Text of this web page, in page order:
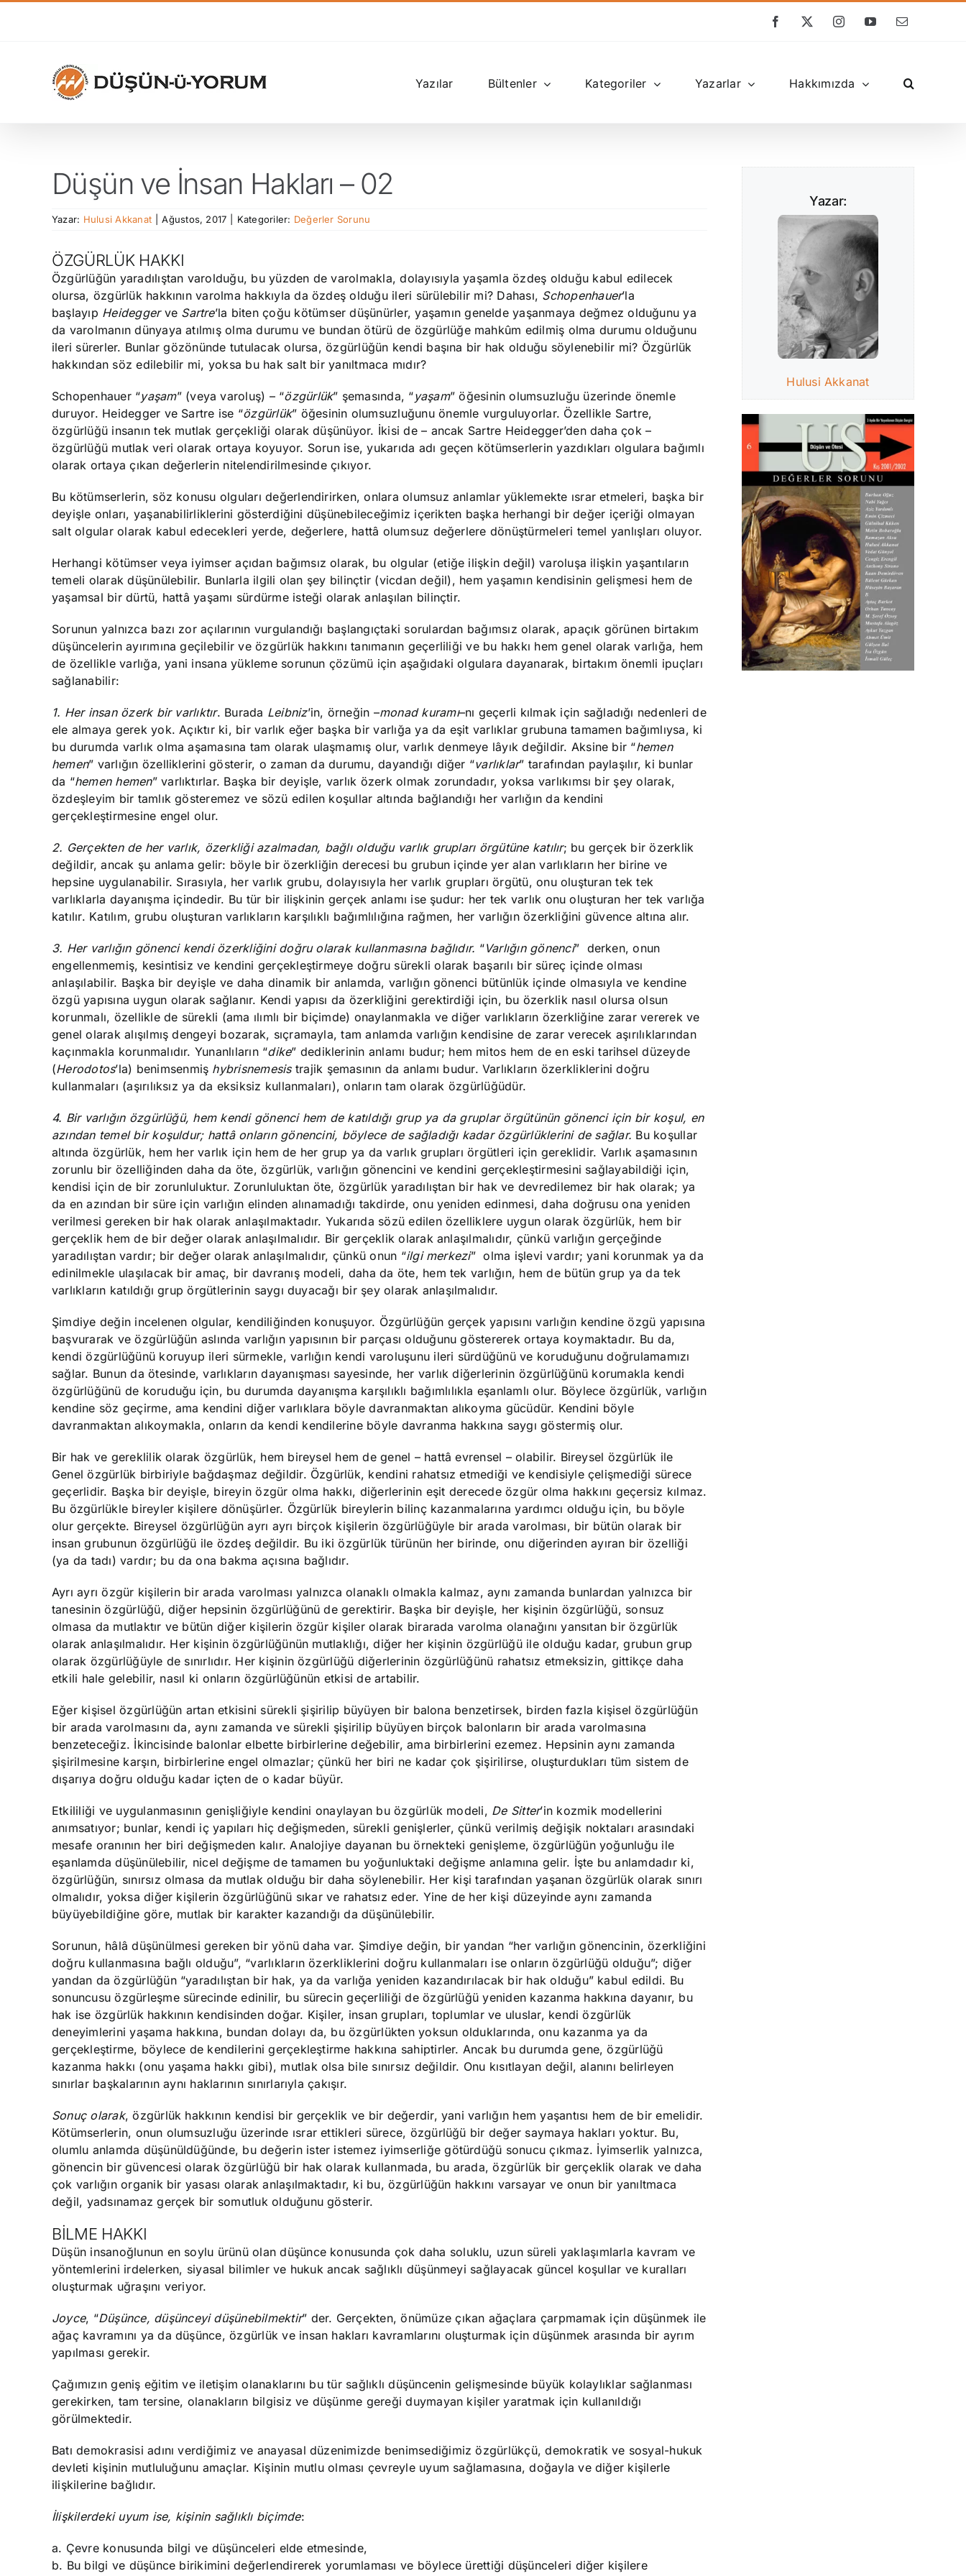
Facebook
X InstagramYouTube
E-
Yazılar Bültenler Kategoriler Yazarlar Hakkımızda
Düşün ve İnsan Hakları – 02
Yazar: Hulusi Akkanat Ağustos, 2017 Kategoriler: Değerler Sorunu
ÖZGÜRLÜK HAKKI
Özgürlüğün yaradılıştan varolduğu, bu yüzden de varolmakla, dolayısıyla yaşamla özdeş olduğu kabul edilecek
olursa, özgürlük hakkının varolma hakkıyla da özdeş olduğu ileri sürülebilir mi? Dahası, Schopenhauer’la
başlayıp Heidegger ve Sartre’la biten çoğu kötümser düşünürler, yaşamın genelde yaşanmaya değmez olduğunu ya
da varolmanın dünyaya atılmış olma durumu ve bundan ötürü de özgürlüğe mahkûm edilmiş olma durumu olduğunu
ileri sürerler. Bunlar gözönünde tutulacak olursa, özgürlüğün kendi başına bir hak olduğu söylenebilir mi? Özgürlük
hakkından söz edilebilir mi, yoksa bu hak salt bir yanıltmaca mıdır?
Schopenhauer “yaşam” (veya varoluş) – “özgürlük” şemasında, “yaşam” öğesinin olumsuzluğu üzerinde önemle
duruyor. Heidegger ve Sartre ise “özgürlük” öğesinin olumsuzluğunu önemle vurguluyorlar. Özellikle Sartre,
özgürlüğü insanın tek mutlak gerçekliği olarak düşünüyor. İkisi de – ancak Sartre Heidegger’den daha çok –
özgürlüğü mutlak veri olarak ortaya koyuyor. Sorun ise, yukarıda adı geçen kötümserlerin yazdıkları olgulara bağımlı
olarak ortaya çıkan değerlerin nitelendirilmesinde çıkıyor.
Bu kötümserlerin, söz konusu olguları değerlendirirken, onlara olumsuz anlamlar yüklemekte ısrar etmeleri, başka bir
deyişle onları, yaşanabilirliklerini gösterdiğini düşünebileceğimiz içerikten başka herhangi bir değer içeriği olmayan
salt olgular olarak kabul edecekleri yerde, değerlere, hattâ olumsuz değerlere dönüştürmeleri temel yanlışları oluyor.
Herhangi kötümser veya iyimser açıdan bağımsız olarak, bu olgular (etiğe ilişkin değil) varoluşa ilişkin yaşantıların
temeli olarak düşünülebilir. Bunlarla ilgili olan şey bilinçtir (vicdan değil), hem yaşamın kendisinin gelişmesi hem de
yaşamsal bir dürtü, hattâ yaşamı sürdürme isteği olarak anlaşılan bilinçtir.
Sorunun yalnızca bazı zor açılarının vurgulandığı başlangıçtaki sorulardan bağımsız olarak, apaçık görünen birtakım
düşüncelerin ayırımına geçilebilir ve özgürlük hakkını tanımanın geçerliliği ve bu hakkı hem genel olarak varlığa, hem
de özellikle varlığa, yani insana yükleme sorunun çözümü için aşağıdaki olgulara dayanarak, birtakım önemli ipuçları
sağlanabilir:
1. Her insan özerk bir varlıktır. Burada Leibniz’in, örneğin –monad kuramı–nı geçerli kılmak için sağladığı nedenleri de
ele almaya gerek yok. Açıktır ki, bir varlık eğer başka bir varlığa ya da eşit varlıklar grubuna tamamen bağımlıysa, ki
bu durumda varlık olma aşamasına tam olarak ulaşmamış olur, varlık denmeye lâyık değildir. Aksine bir “hemen
hemen” varlığın özelliklerini gösterir, o zaman da durumu, dayandığı diğer “varlıklar” tarafından paylaşılır, ki bunlar
da “hemen hemen” varlıktırlar. Başka bir deyişle, varlık özerk olmak zorundadır, yoksa varlıkımsı bir şey olarak,
özdeşleyim bir tamlık gösteremez ve sözü edilen koşullar altında bağlandığı her varlığın da kendini
gerçekleştirmesine engel olur.
2. Gerçekten de her varlık, özerkliği azalmadan, bağlı olduğu varlık grupları örgütüne katılır; bu gerçek bir özerklik
değildir, ancak şu anlama gelir: böyle bir özerkliğin derecesi bu grubun içinde yer alan varlıkların her birine ve
hepsine uygulanabilir. Sırasıyla, her varlık grubu, dolayısıyla her varlık grupları örgütü, onu oluşturan tek tek
varlıklarla dayanışma içindedir. Bu tür bir ilişkinin gerçek anlamı ise şudur: her tek varlık onu oluşturan her tek varlığa
katılır. Katılım, grubu oluşturan varlıkların karşılıklı bağımlılığına rağmen, her varlığın özerkliğini güvence altına alır.
3. Her varlığın gönenci kendi özerkliğini doğru olarak kullanmasına bağlıdır. “Varlığın gönenci” derken, onun
engellenmemiş, kesintisiz ve kendini gerçekleştirmeye doğru sürekli olarak başarılı bir süreç içinde olması
anlaşılabilir. Başka bir deyişle ve daha dinamik bir anlamda, varlığın gönenci bütünlük içinde olmasıyla ve kendine
özgü yapısına uygun olarak sağlanır. Kendi yapısı da özerkliğini gerektirdiği için, bu özerklik nasıl olursa olsun
korunmalı, özellikle de sürekli (ama ılımlı bir biçimde) onaylanmakla ve diğer varlıkların özerkliğine zarar vererek ve
genel olarak alışılmış dengeyi bozarak, sıçramayla, tam anlamda varlığın kendisine de zarar verecek aşırılıklarından
kaçınmakla korunmalıdır. Yunanlıların “dike” dediklerinin anlamı budur; hem mitos hem de en eski tarihsel düzeyde
(Herodotos’la) benimsenmiş hybrisnemesis trajik şemasının da anlamı budur. Varlıkların özerkliklerini doğru
kullanmaları (aşırılıksız ya da eksiksiz kullanmaları), onların tam olarak özgürlüğüdür.
4. Bir varlığın özgürlüğü, hem kendi gönenci hem de katıldığı grup ya da gruplar örgütünün gönenci için bir koşul, en
azından temel bir koşuldur; hattâ onların gönencini, böylece de sağladığı kadar özgürlüklerini de sağlar. Bu koşullar
altında özgürlük, hem her varlık için hem de her grup ya da varlık grupları örgütleri için gereklidir. Varlık aşamasının
zorunlu bir özelliğinden daha da öte, özgürlük, varlığın gönencini ve kendini gerçekleştirmesini sağlayabildiği için,
kendisi için de bir zorunluluktur. Zorunluluktan öte, özgürlük yaradılıştan bir hak ve devredilemez bir hak olarak; ya
da en azından bir süre için varlığın elinden alınamadığı takdirde, onu yeniden edinmesi, daha doğrusu ona yeniden
verilmesi gereken bir hak olarak anlaşılmaktadır. Yukarıda sözü edilen özelliklere uygun olarak özgürlük, hem bir
gerçeklik hem de bir değer olarak anlaşılmalıdır. Bir gerçeklik olarak anlaşılmalıdır, çünkü varlığın gerçeğinde
yaradılıştan vardır; bir değer olarak anlaşılmalıdır, çünkü onun “ilgi merkezi” olma işlevi vardır; yani korunmak ya da
edinilmekle ulaşılacak bir amaç, bir davranış modeli, daha da öte, hem tek varlığın, hem de bütün grup ya da tek
varlıkların katıldığı grup örgütlerinin saygı duyacağı bir şey olarak anlaşılmalıdır.
Şimdiye değin incelenen olgular, kendiliğinden konuşuyor. Özgürlüğün gerçek yapısını varlığın kendine özgü yapısına
başvurarak ve özgürlüğün aslında varlığın yapısının bir parçası olduğunu göstererek ortaya koymaktadır. Bu da,
kendi özgürlüğünü koruyup ileri sürmekle, varlığın kendi varoluşunu ileri sürdüğünü ve koruduğunu doğrulamamızı
sağlar. Bunun da ötesinde, varlıkların dayanışması sayesinde, her varlık diğerlerinin özgürlüğünü korumakla kendi
özgürlüğünü de koruduğu için, bu durumda dayanışma karşılıklı bağımlılıkla eşanlamlı olur. Böylece özgürlük, varlığın
kendine söz geçirme, ama kendini diğer varlıklara böyle davranmaktan alıkoyma gücüdür. Kendini böyle
davranmaktan alıkoymakla, onların da kendi kendilerine böyle davranma hakkına saygı göstermiş olur.
Bir hak ve gereklilik olarak özgürlük, hem bireysel hem de genel – hattâ evrensel – olabilir. Bireysel özgürlük ile
Genel özgürlük birbiriyle bağdaşmaz değildir. Özgürlük, kendini rahatsız etmediği ve kendisiyle çelişmediği sürece
geçerlidir. Başka bir deyişle, bireyin özgür olma hakkı, diğerlerinin eşit derecede özgür olma hakkını geçersiz kılmaz.
Bu özgürlükle bireyler kişilere dönüşürler. Özgürlük bireylerin bilinç kazanmalarına yardımcı olduğu için, bu böyle
olur gerçekte. Bireysel özgürlüğün ayrı ayrı birçok kişilerin özgürlüğüyle bir arada varolması, bir bütün olarak bir
insan grubunun özgürlüğü ile özdeş değildir. Bu iki özgürlük türünün her birinde, onu diğerinden ayıran bir özelliği
(ya da tadı) vardır; bu da ona bakma açısına bağlıdır.
Ayrı ayrı özgür kişilerin bir arada varolması yalnızca olanaklı olmakla kalmaz, aynı zamanda bunlardan yalnızca bir
tanesinin özgürlüğü, diğer hepsinin özgürlüğünü de gerektirir. Başka bir deyişle, her kişinin özgürlüğü, sonsuz
olmasa da mutlaktır ve bütün diğer kişilerin özgür kişiler olarak birarada varolma olanağını yansıtan bir özgürlük
olarak anlaşılmalıdır. Her kişinin özgürlüğünün mutlaklığı, diğer her kişinin özgürlüğü ile olduğu kadar, grubun grup
olarak özgürlüğüyle de sınırlıdır. Her kişinin özgürlüğü diğerlerinin özgürlüğünü rahatsız etmeksizin, gittikçe daha
etkili hale gelebilir, nasıl ki onların özgürlüğünün etkisi de artabilir.
Eğer kişisel özgürlüğün artan etkisini sürekli şişirilip büyüyen bir balona benzetirsek, birden fazla kişisel özgürlüğün
bir arada varolmasını da, aynı zamanda ve sürekli şişirilip büyüyen birçok balonların bir arada varolmasına
benzeteceğiz. İkincisinde balonlar elbette birbirlerine değebilir, ama birbirlerini ezemez. Hepsinin aynı zamanda
şişirilmesine karşın, birbirlerine engel olmazlar; çünkü her biri ne kadar çok şişirilirse, oluşturdukları tüm sistem de
dışarıya doğru olduğu kadar içten de o kadar büyür.
Etkililiği ve uygulanmasının genişliğiyle kendini onaylayan bu özgürlük modeli, De Sitter’in kozmik modellerini
anımsatıyor; bunlar, kendi iç yapıları hiç değişmeden, sürekli genişlerler, çünkü verilmiş değişik noktaları arasındaki
mesafe oranının her biri değişmeden kalır. Analojiye dayanan bu örnekteki genişleme, özgürlüğün yoğunluğu ile
eşanlamda düşünülebilir, nicel değişme de tamamen bu yoğunluktaki değişme anlamına gelir. İşte bu anlamdadır ki,
özgürlüğün, sınırsız olmasa da mutlak olduğu bir daha söylenebilir. Her kişi tarafından yaşanan özgürlük olarak sınırı
olmalıdır, yoksa diğer kişilerin özgürlüğünü sıkar ve rahatsız eder. Yine de her kişi düzeyinde aynı zamanda
büyüyebildiğine göre, mutlak bir karakter kazandığı da düşünülebilir.
Sorunun, hâlâ düşünülmesi gereken bir yönü daha var. Şimdiye değin, bir yandan “her varlığın gönencinin, özerkliğini
doğru kullanmasına bağlı olduğu”, “varlıkların özerkliklerini doğru kullanmaları ise onların özgürlüğü olduğu”; diğer
yandan da özgürlüğün “yaradılıştan bir hak, ya da varlığa yeniden kazandırılacak bir hak olduğu” kabul edildi. Bu
sonuncusu özgürleşme sürecinde edinilir, bu sürecin geçerliliği de özgürlüğü yeniden kazanma hakkına dayanır, bu
hak ise özgürlük hakkının kendisinden doğar. Kişiler, insan grupları, toplumlar ve uluslar, kendi özgürlük
deneyimlerini yaşama hakkına, bundan dolayı da, bu özgürlükten yoksun olduklarında, onu kazanma ya da
gerçekleştirme, böylece de kendilerini gerçekleştirme hakkına sahiptirler. Ancak bu durumda gene, özgürlüğü
kazanma hakkı (onu yaşama hakkı gibi), mutlak olsa bile sınırsız değildir. Onu kısıtlayan değil, alanını belirleyen
sınırlar başkalarının aynı haklarının sınırlarıyla çakışır.
Sonuç olarak, özgürlük hakkının kendisi bir gerçeklik ve bir değerdir, yani varlığın hem yaşantısı hem de bir emelidir.
Kötümserlerin, onun olumsuzluğu üzerinde ısrar ettikleri sürece, özgürlüğü bir değer saymaya hakları yoktur. Bu,
olumlu anlamda düşünüldüğünde, bu değerin ister istemez iyimserliğe götürdüğü sonucu çıkmaz. İyimserlik yalnızca,
gönencin bir güvencesi olarak özgürlüğü bir hak olarak kullanmada, bu arada, özgürlük bir gerçeklik olarak ve daha
çok varlığın organik bir yasası olarak anlaşılmaktadır, ki bu, özgürlüğün hakkını varsayar ve onun bir yanıltmaca
değil, yadsınamaz gerçek bir somutluk olduğunu gösterir.
BİLME HAKKI
Düşün insanoğlunun en soylu ürünü olan düşünce konusunda çok daha soluklu, uzun süreli yaklaşımlarla kavram ve
yöntemlerini irdelerken, siyasal bilimler ve hukuk ancak sağlıklı düşünmeyi sağlayacak güncel koşullar ve kuralları
oluşturmak uğraşını veriyor.
Joyce, “Düşünce, düşünceyi düşünebilmektir” der. Gerçekten, önümüze çıkan ağaçlara çarpmamak için düşünmek ile
ağaç kavramını ya da düşünce, özgürlük ve insan hakları kavramlarını oluşturmak için düşünmek arasında bir ayrım
yapılması gerekir.
Çağımızın geniş eğitim ve iletişim olanaklarını bu tür sağlıklı düşüncenin gelişmesinde büyük kolaylıklar sağlanması
gerekirken, tam tersine, olanakların bilgisiz ve düşünme gereği duymayan kişiler yaratmak için kullanıldığı
görülmektedir.
Batı demokrasisi adını verdiğimiz ve anayasal düzenimizde benimsediğimiz özgürlükçü, demokratik ve sosyal-hukuk
devleti kişinin mutluluğunu amaçlar. Kişinin mutlu olması çevreyle uyum sağlamasına, doğayla ve diğer kişilerle
ilişkilerine bağlıdır.
İlişkilerdeki uyum ise, kişinin sağlıklı biçimde:
a. Çevre konusunda bilgi ve düşünceleri elde etmesinde,
b. Bu bilgi ve düşünce birikimini değerlendirerek yorumlaması ve böylece ürettiği düşünceleri diğer kişilere
Yazar:
Hulusi Akkanat